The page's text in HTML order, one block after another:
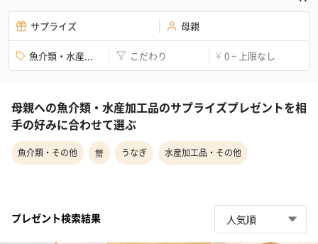
サプライズ 母親
魚介類・水産... こだわり ¥ 0 ~ 上限なし
母親への魚介類・水産加工品のサプライズプレゼントを相
手の好みに合わせて選ぶ
魚介類・その他 蟹 うなぎ 水産加工品・その他
プレゼント検索結果